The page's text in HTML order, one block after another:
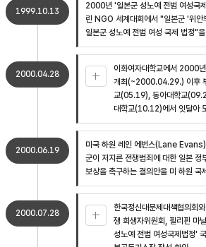
1999.10.13
2000년 '일본군 성노예 전범 여성국
린 NGO 세계대회에서 "일본군 '위
일본군 성노예 전범 여성 국제 법정"
2000.04.28
이화여자대학교에서 2000
개최(~2000.04.29.) 이후
교(05.19), 동아대학교
대학교(10.12)에서 잇달아
2000.06.19
미국 하원 레인 에번스(Lane
군이 저지른 전쟁범죄에 대한 일본 정
보상을 촉구하는 결의안을 미 하원 국
2000.07.28
한국정신대문제대책협의회
쟁 희생자위원회, 필리핀 마
성노예 전범 여성국제법정'